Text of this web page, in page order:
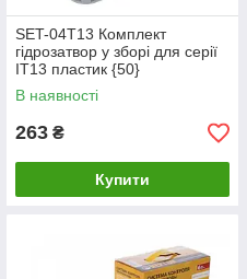
SET-04T13 Комплект
гідрозатвор у зборі для серії
IT13 пластик {50}
В наявності
263 ₴
Купити